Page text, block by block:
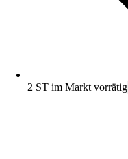
2 ST im Markt vorrätig